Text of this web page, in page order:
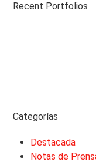
Recent Portfolios
Categorías
Destacada
Notas de